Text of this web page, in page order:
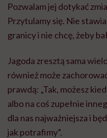
Pozwalam jej dotykać
Przytulamy się. Nie
granicy i nie chcę, żeby
Jagoda zresztą sama
również może
prawdą: „Tak, możesz
albo na coś zupełnie
dla nas najważniejsza i
jak potrafimy”.